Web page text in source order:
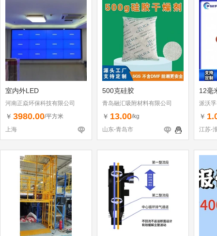
室内外LED
河南正焱环保科技有限公司
￥ 3980.00/平方米
上海
500克硅胶
青岛融汇吸附材料有限公司
￥ 13.00/kg
山东-青岛市
12毫
派沃
￥
江苏-